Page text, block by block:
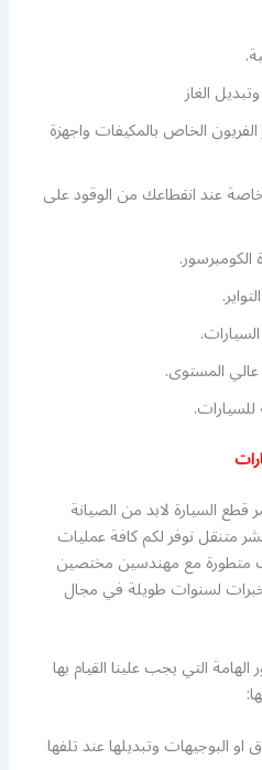
الغاز
الفريون الخاص بالمكيفات واجهزة
خاصة عند انقطاعك من الوقود على
المستوى.
قطع السيارة لابد من الصيانة
متنقل نوفر لكم كافة عمليات
متطورة مع مهندسين مختصين
لسنوات طويلة في مجال
التي يجب علينا القيام بها
او البوجيهات وتبديلها عند تلفها